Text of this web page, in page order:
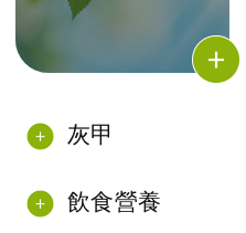
灰甲
飲食營養